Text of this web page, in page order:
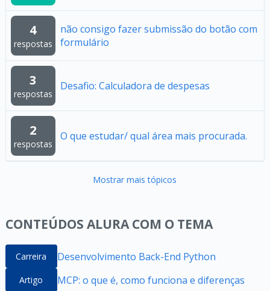
4
respostas
não consigo fazer submissão do botão com
formulário
3
respostas
Desafio: Calculadora de despesas
2
respostas
O que estudar/ qual área mais procurada.
Mostrar mais tópicos
CONTEÚDOS ALURA COM O TEMA
Carreira Desenvolvimento Back-End Python
Artigo MCP: o que é, como funciona e diferenças